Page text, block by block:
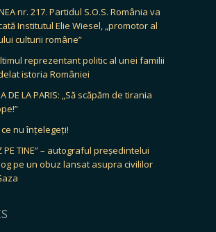
nr. 217. Partidul S.O.S. România va
Institutul Elie Wiesel, „promotor al
culturii române”
reprezentant politic al unei familii
istoria României
DE LA PARIS: „Să scăpăm de tirania
nu înțelegeți!
PE TINE” – autograful președintelui
pe un obuz lansat asupra civililor